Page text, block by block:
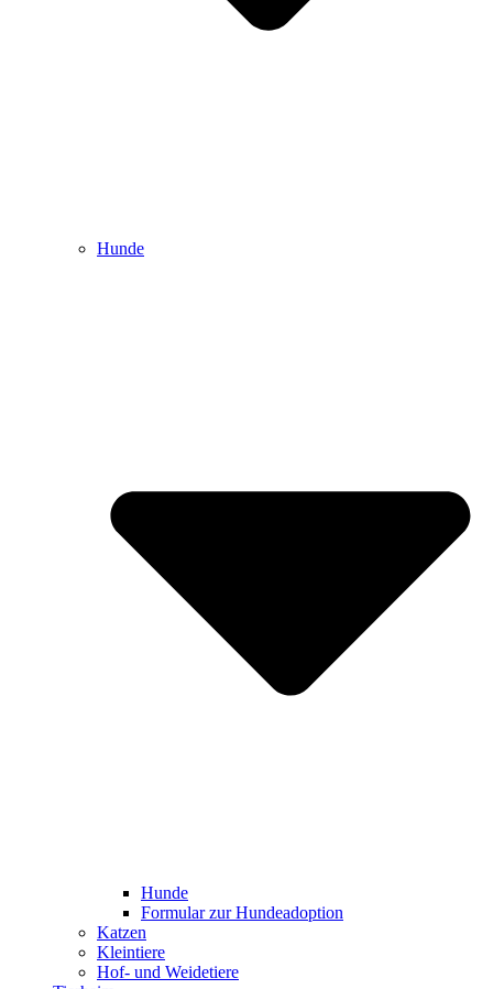
Hunde
Hunde
Formular zur Hundeadoption
Katzen
Kleintiere
Hof- und Weidetiere